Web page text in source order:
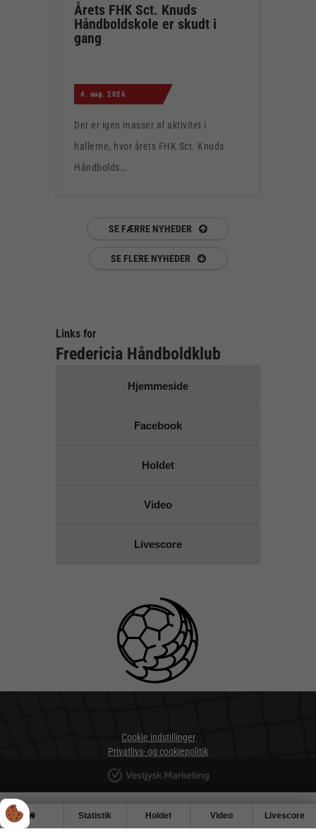
Statistik Holdet Video Livescore
Årets FHK Sct. Knuds
Håndboldskole er skudt i
gang
4. aug. 2026
Der er igen masser af aktivitet i
hallerne, hvor årets FHK Sct. Knuds
Håndbolds…
SE FÆRRE NYHEDER
SE FLERE NYHEDER
Links for
Fredericia Håndboldklub
Hjemmeside
Facebook
Holdet
Video
Livescore
Cookie indstillinger
Privatlivs- og cookiepolitik